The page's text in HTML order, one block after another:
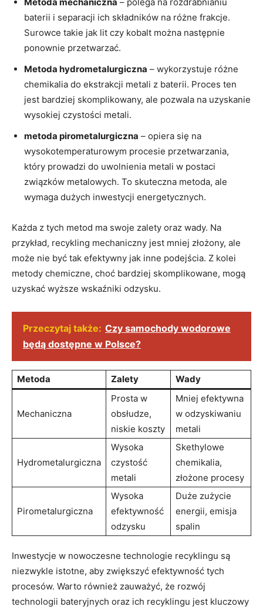
baterii i separacji ich składników‌ na różne frakcje.
Surowce takie jak lit⁤ czy ​kobalt można następnie
ponownie przetwarzać.
Metoda hydrometalurgiczna – ​wykorzystuje różne
chemikalia do ekstrakcji metali z baterii. Proces ten ​
jest bardziej skomplikowany, ale pozwala na uzyskanie
wysokiej czystości metali.
metoda⁣ pirometalurgiczna – opiera się na
wysokotemperaturowym procesie przetwarzania,
który ⁤prowadzi do uwolnienia metali w postaci‌
związków metalowych. To skuteczna metoda, ale
‍wymaga dużych inwestycji energetycznych.
Każda z tych ‍metod ma ‌swoje zalety oraz wady. Na
przykład, recykling mechaniczny jest mniej złożony, ale
może nie być tak efektywny jak inne podejścia. ​Z kolei⁢
metody chemiczne, choć bardziej skomplikowane, mogą‌
uzyskać wyższe wskaźniki odzysku.
Przeczytaj także: Czy samochody wodorowe
będą dostępne w Polsce?
Metoda Zalety Wady
Mechaniczna
Prosta w
obsłudze,
niskie koszty
Mniej efektywna
w odzyskiwaniu
metali
Hydrometalurgiczna
Wysoka
czystość
metali
Skethylowe
chemikalia,
złożone procesy
Pirometalurgiczna
Wysoka
efektywność
odzysku
Duże⁤ zużycie
energii, emisja
spalin
Inwestycje w nowoczesne technologie recyklingu są
niezwykle istotne, aby ​zwiększyć⁢ efektywność tych
procesów.‌ Warto również ‌zauważyć, że rozwój
technologii bateryjnych oraz ich recyklingu jest kluczowy ​